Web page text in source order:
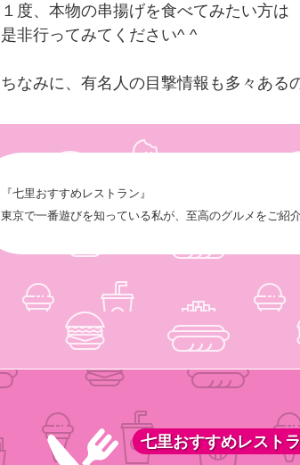
１度、本物の串揚げを食べてみたい方
是非行ってみてください^ ^
ちなみに、有名人の目撃情報も多々あ
『七里おすすめレストラン』
東京で一番遊びを知っている私が、至高のグルメをご紹介
七里おすすめレスト